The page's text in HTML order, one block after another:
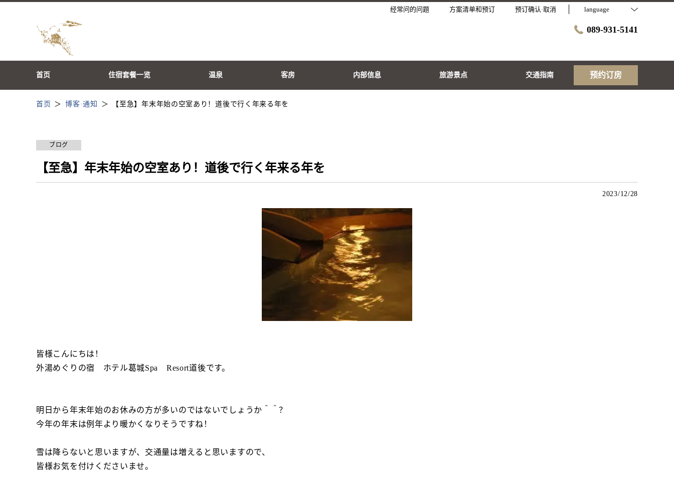
经常问的问题 方案清单和预订 预订确认·取消 language
089-931-5141
首页 住宿套餐一览 温泉 客房 内部信息 旅游景点 交通指南 预约订房
首页 博客·通知 【至急】年末年始の空室あり！道後で行く年来る年を
ブログ
【至急】年末年始の空室あり！道後で行く年来る年を
2023/12/28
皆様こんにちは！
外湯めぐりの宿 ホテル葛城Spa Resort道後です。
明日から年末年始のお休みの方が多いのではないでしょうか＾＾？
今年の年末は例年より暖かくなりそうですね！
雪は降らないと思いますが、交通量は増えると思いますので、
皆様お気を付けくださいませ。